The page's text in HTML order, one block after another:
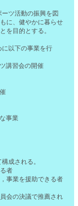
ツ活動の振興を図
に、健やかに暮らせ
を目的とする。
以下の事業を行
講習会の開催
事業
成される。
者
業を援助できる者
の決議で推薦され